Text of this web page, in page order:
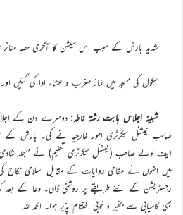
شدید بارش کے سبب اس سیشن کا آخری حصہ متاثر
سکول کی مسجد میں نمازِ مغرب و عشاء ادا کی گئیں اور
شبینہ اجلاس بابت رشتہ ناطہ: دوسرے دن کے
صاحب نیشنل سیکرٹری امور خارجیہ نے کی۔ بارش کے
ایف لولے صاحب (نیشنل سیکرٹری تعلیم) نے ’’جلد
میں انہوں نے مقامی روایات کے مقابل اسلامی نکاح
رجسٹریشن کے نئے طریقے پر روشنی ڈالی۔ دعا کے بعد
بھی کامیابی سے بخیر و خوبی اختتام پذیر ہوا۔ الحمد للہ